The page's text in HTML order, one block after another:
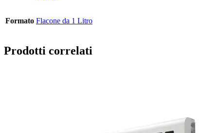
Formato Flacone da 1 Litro
Prodotti correlati